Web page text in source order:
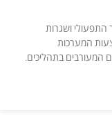
ושגרות
המערכות
המעורבים בתהליכים.